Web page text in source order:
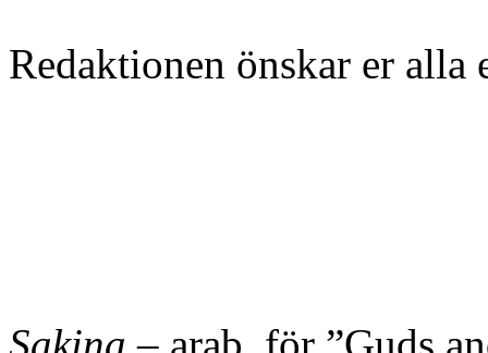
Redaktionen önskar er alla
Sakina – arab. för ”Guds